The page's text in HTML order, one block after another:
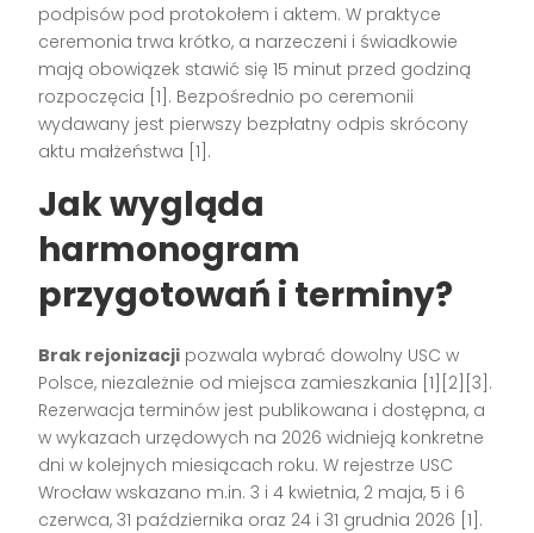
podpisów pod protokołem i aktem. W praktyce
ceremonia trwa krótko, a narzeczeni i świadkowie
mają obowiązek stawić się 15 minut przed godziną
rozpoczęcia [1]. Bezpośrednio po ceremonii
wydawany jest pierwszy bezpłatny odpis skrócony
aktu małżeństwa [1].
Jak wygląda
harmonogram
przygotowań i terminy?
Brak rejonizacji pozwala wybrać dowolny USC w
Polsce, niezależnie od miejsca zamieszkania [1][2][3].
Rezerwacja terminów jest publikowana i dostępna, a
w wykazach urzędowych na 2026 widnieją konkretne
dni w kolejnych miesiącach roku. W rejestrze USC
Wrocław wskazano m.in. 3 i 4 kwietnia, 2 maja, 5 i 6
czerwca, 31 października oraz 24 i 31 grudnia 2026 [1].